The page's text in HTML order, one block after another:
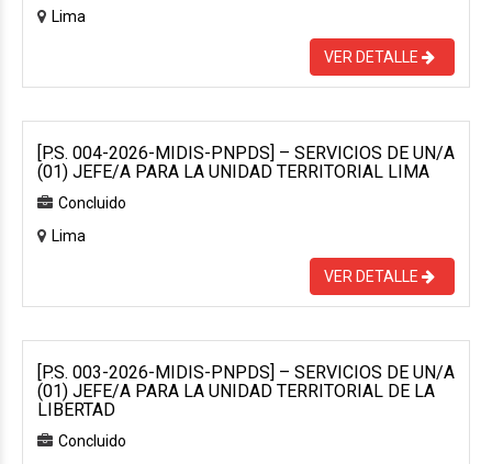
Lima
VER DETALLE
[P.S. 004-2026-MIDIS-PNPDS] – SERVICIOS DE UN/A
(01) JEFE/A PARA LA UNIDAD TERRITORIAL LIMA
Concluido
Lima
VER DETALLE
[P.S. 003-2026-MIDIS-PNPDS] – SERVICIOS DE UN/A
(01) JEFE/A PARA LA UNIDAD TERRITORIAL DE LA
LIBERTAD
Concluido